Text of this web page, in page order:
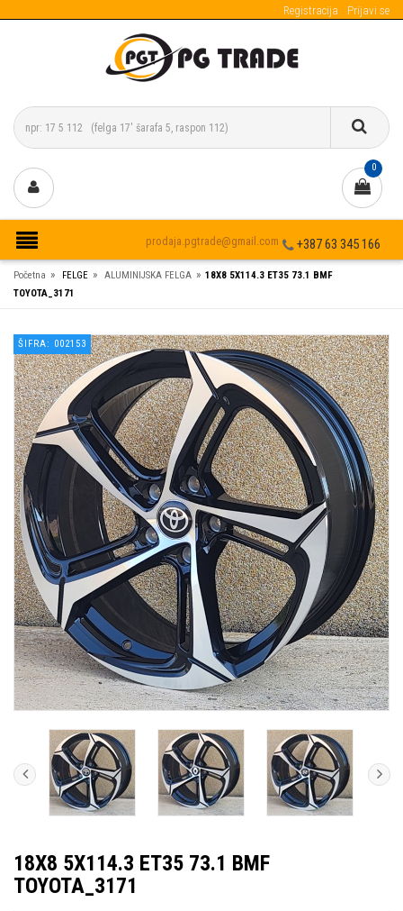
Registracija Prijavi se
0
+387 63 345 166
prodaja.pgtrade@gmail.com
Početna » FELGE » ALUMINIJSKA FELGA » 18X8 5X114.3 ET35 73.1 BMF
TOYOTA_3171
ŠIFRA: 002153
18X8 5X114.3 ET35 73.1 BMF
TOYOTA_3171